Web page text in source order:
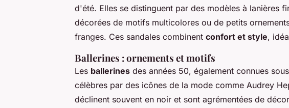
d'été. Elles se distinguent par des modèles à lanières
décorées de motifs multicolores ou de petits
franges. Ces sandales combinent confort et style,
Ballerines : ornements et motifs
Les ballerines des années 50, également connues
célèbres par des icônes de la mode comme Audrey
déclinent souvent en noir et sont agrémentées de